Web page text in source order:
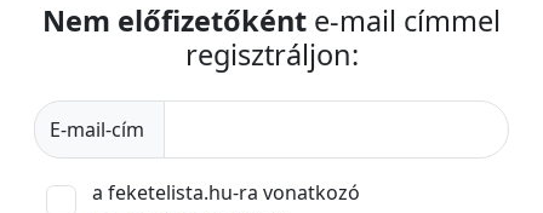
Nem előfizetőként e-mail címmel
regisztráljon:
E-mail-cím
a feketelista.hu-ra vonatkozó